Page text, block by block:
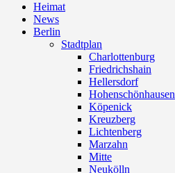
Heimat
News
Berlin
Stadtplan
Charlottenburg
Friedrichshain
Hellersdorf
Hohenschönhausen
Köpenick
Kreuzberg
Lichtenberg
Marzahn
Mitte
Neukölln